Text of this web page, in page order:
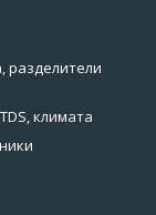
разделители
климата